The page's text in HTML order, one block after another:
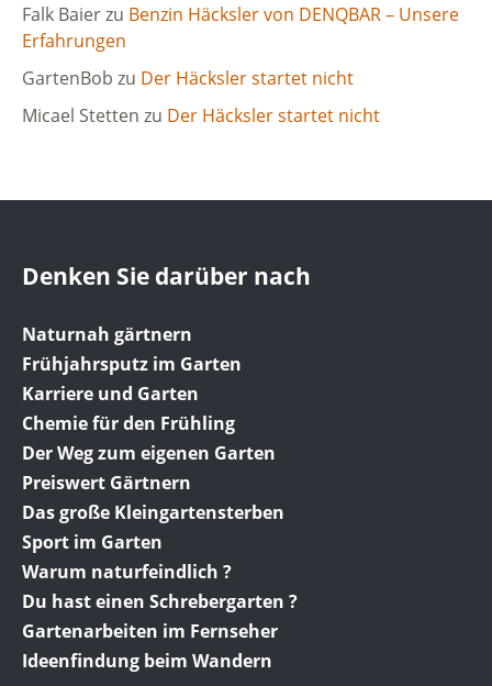
Falk Baierzu Benzin Häcksler von DENQBAR – Unsere
Erfahrungen
GartenBob zu Der Häcksler startet nicht
Micael Stetten zu Der Häcksler startet nicht
Denken Sie darüber nach
Naturnah gärtnern
Frühjahrsputz im Garten
Karriere und Garten
Chemie für den Frühling
Der Weg zum eigenen Garten
Preiswert Gärtnern
Das große Kleingartensterben
Sport im Garten
Warum naturfeindlich ?
Du hast einen Schrebergarten ?
Gartenarbeiten im Fernseher
Ideenfindung beim Wandern